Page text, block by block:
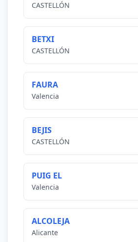
CASTELLÓN
BETXI
CASTELLÓN
FAURA
Valencia
BEJIS
CASTELLÓN
PUIG EL
Valencia
ALCOLEJA
Alicante